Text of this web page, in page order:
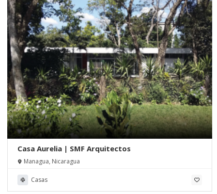
Casa Aurelia | SMF Arquitectos
Managua, Nicaragua
Casas